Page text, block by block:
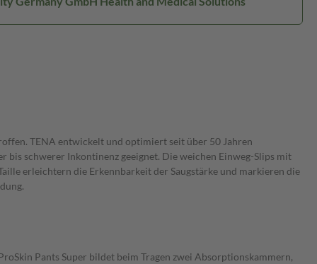
TENA entwickelt und optimiert seit über 50 Jahren
schwerer Inkontinenz geeignet. Die weichen Einweg-Slips mit
erleichtern die Erkennbarkeit der Saugstärke und markieren die
Pants Super bildet beim Tragen zwei Absorptionskammern,